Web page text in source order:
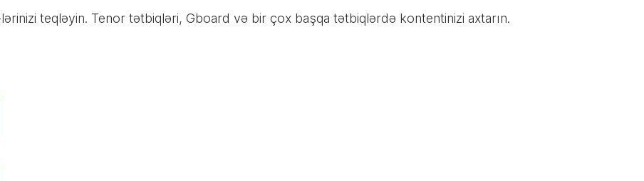
teqləyin. Tenor tətbiqləri, Gboard və bir çox başqa tətbiqlərdə kontentinizi axtarın.